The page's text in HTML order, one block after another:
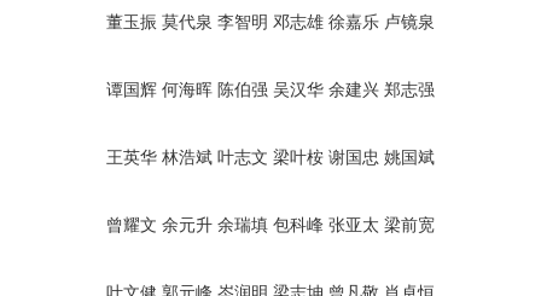
董玉振 莫代泉 李智明 邓志雄 徐嘉乐 卢镜泉
谭国辉 何海晖 陈伯强 吴汉华 余建兴 郑志强
王英华 林浩斌 叶志文 梁叶桉 谢国忠 姚国斌
曾耀文 余元升 余瑞填 包科峰 张亚太 梁前宽